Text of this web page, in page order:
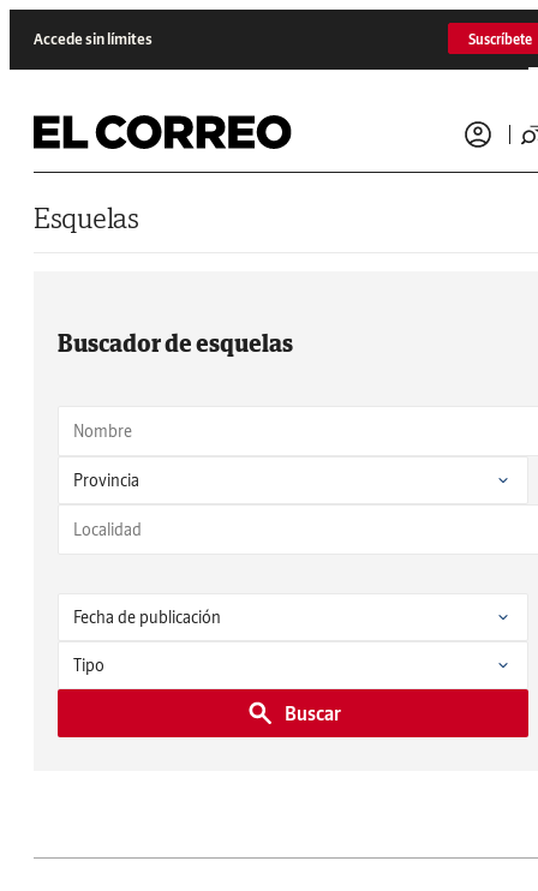
Accede sin límites Suscríbete
Esquelas
Buscador de esquelas
Buscar